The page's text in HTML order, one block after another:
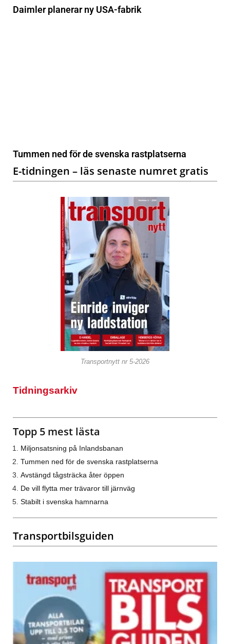
Daimler planerar ny USA-fabrik
Tummen ned för de svenska rastplatserna
E-tidningen – läs senaste numret gratis
Transportnytt nr 5-2026
Tidningsarkiv
Topp 5 mest lästa
Miljonsatsning på Inlandsbanan
Tummen ned för de svenska rastplatserna
Avstängd tågsträcka åter öppen
De vill flytta mer trävaror till järnväg
Stabilt i svenska hamnarna
Transportbilsguiden